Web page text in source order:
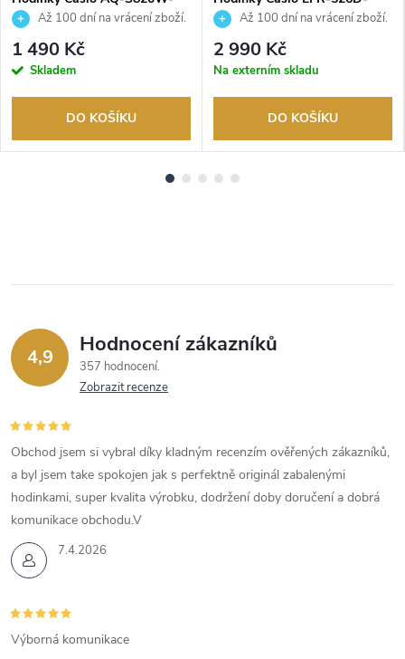
3BVEFAž 100 dní na vrácení zboží.
Autorizovaný prodejce.
1 490 Kč
Skladem
DO KOŠÍKU
1AVUEFAž 100 dní na vrácení zboží.
Autorizovaný prodejce.
2 990 Kč
Na externím skladu
DO KOŠÍKU
4,9 Hodnocení zákazníků
357 hodnocení
Zobrazit recenze
7.4.2026
Obchod jsem si vybral díky kladným recenzím ověřených zákazníků,
a byl jsem take spokojen jak s perfektně originál zabalenými
hodinkami, super kvalita výrobku, dodržení doby doručení a dobrá
komunikace obchodu.V
Výborná komunikace